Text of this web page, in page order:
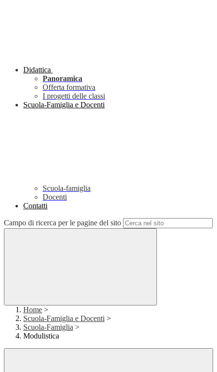
Didattica
Panoramica
Offerta formativa
I progetti delle classi
Scuola-Famiglia e Docenti
Scuola-famiglia
Docenti
Contatti
Campo di ricerca per le pagine del sito
Home >
Scuola-Famiglia e Docenti >
Scuola-Famiglia >
Modulistica